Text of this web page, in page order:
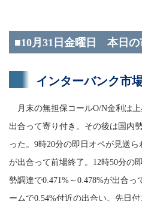
■10月31日金曜日 本日の
インターバンク市
月末の無担保コールO/N金利は
出合って寄り付き。その後は国内
った。9時20分の即日オペが見送
が出合って前場終了。12時50分の
勢調達で0.471%～0.478%が出合
ームで0.54%付近の出合い。先日